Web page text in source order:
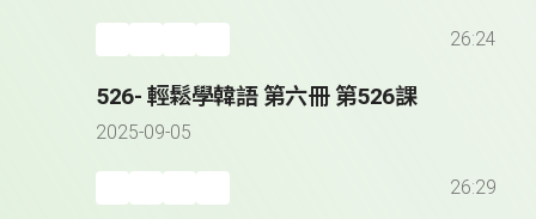
26:24
526- 輕鬆學韓語 第六冊 第526課
2025-09-05
26:29